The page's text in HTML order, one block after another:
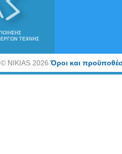
©NIKIAS 2026Όροι και